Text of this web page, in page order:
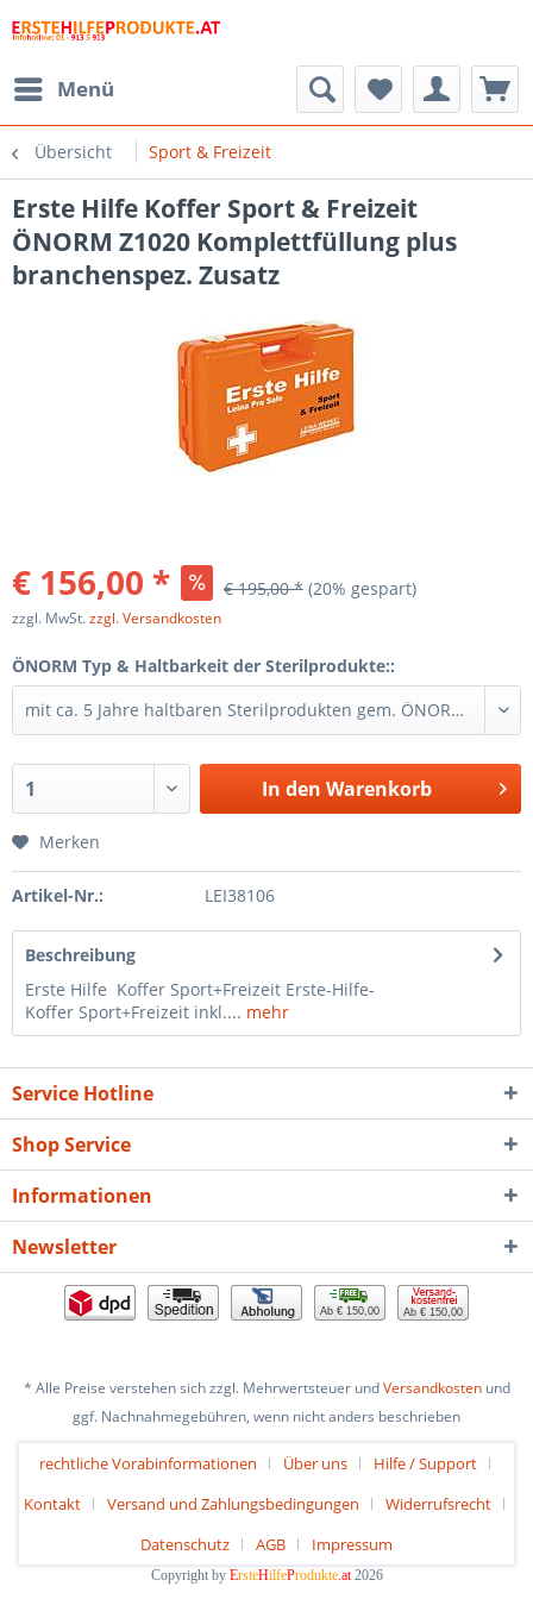
Menü
Übersicht Sport & Freizeit
Erste Hilfe Koffer Sport & Freizeit
ÖNORM Z1020 Komplettfüllung plus
branchenspez. Zusatz
€ 156,00 * € 195,00 * (20% gespart)
zzgl. MwSt.zzgl. Versandkosten
ÖNORM Typ & Haltbarkeit der Sterilprodukte::
In den Warenkorb
Merken
Artikel-Nr.: LEI38106
Beschreibung
Erste Hilfe Koffer Sport+Freizeit Erste-Hilfe-
Koffer Sport+Freizeit inkl.... mehr
Service Hotline
Shop Service
Informationen
Newsletter
Ab € 150,00 Ab € 150,00
* Alle Preise verstehen sich zzgl. Mehrwertsteuer undVersandkostenund
ggf. Nachnahmegebühren, wenn nicht anders beschrieben
rechtliche Vorabinformationen Über uns
Hilfe / Support
Kontakt
Versand und Zahlungsbedingungen
Widerrufsrecht
Datenschutz
AGB Impressum
Copyright by ErsteHilfeProdukte.at2026